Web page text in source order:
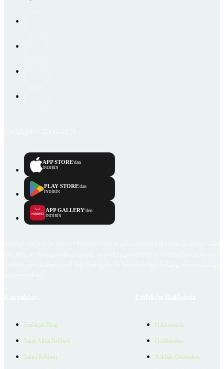
APP STORE'dan
İNDİRİN
PLAY STORE'dan
İNDİRİN
APP GALLERY'den
İNDİRİN
Emlakjet Blog
Satın Alma Rehberi
Satıcı Rehberi
Hakkımızda
Ödüllerimiz
Reklam Çözümleri